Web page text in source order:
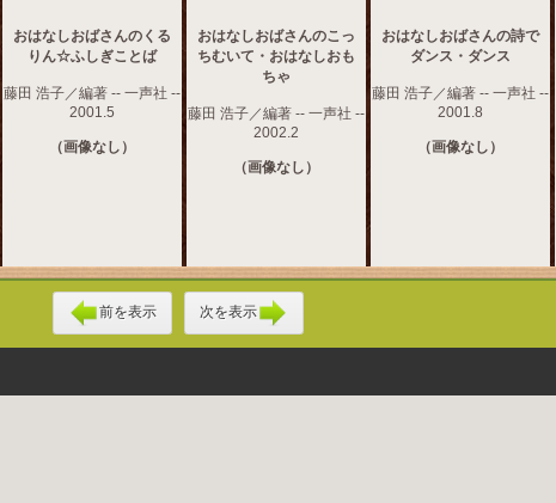
おはなしおばさんのくる
りん☆ふしぎことば
藤田 浩子／編著 -- 一声社 --
2001.5
（画像なし）
おはなしおばさんのこっ
ちむいて・おはなしおも
ちゃ
藤田 浩子／編著 -- 一声社 --
2002.2
（画像なし）
おはなしおばさんの詩で
ダンス・ダンス
藤田 浩子／編著 -- 一声社 --
2001.8
（画像なし）
前を表示 次を表示